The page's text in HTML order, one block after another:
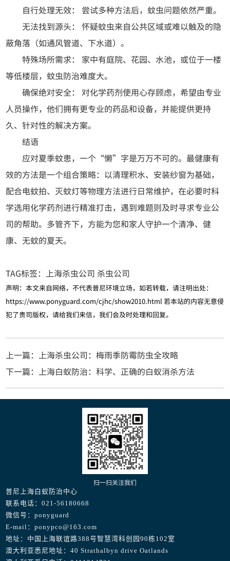
自行处理无效： 尝试多种方法后，蚊虫问题依然严重。
无法找到源头： 怀疑蚊虫来自公共区域或难以触及的隐
蔽角落（如通风管道、下水道）。
特殊场所需求： 家中有庭院、花园、水池，或位于一楼
等低楼层，蚊虫防治难度大。
确保绝对安全： 对化学药剂使用心存顾虑，希望由专业
人员操作，他们拥有更专业的药品和设备，并能提供更持
久、针对性的解决方案。
结语
应对夏季蚊患，一个“懒”字是万万不可的。最健康有
效的方法是一个组合策略：以清理积水、安装纱窗为基础，
配合电蚊拍、灭蚊灯等物理方法进行日常维护，在必要时科
学选用化学药剂进行精准打击，遇到难题则及时寻求专业公
司的帮助。多管齐下，方能为您和家人守护一个清净、健
康、无蚊的夏天。
TAG标签： 上海杀虫公司 杀虫公司
声明：本文来自网络，不代表普尼环境立场，如若转载，请注明出处：
https://www.ponyguard.com/cjhc/show2010.html 若本站的内容无意侵
犯了贵司版权，请给我们来信，我们会及时处理和回复。
上一篇：上海杀虫公司：梅雨季防霉防虫全攻略
下一篇：上海白蚁防治：科学、正确的白蚁消杀方法
扫一扫关注我们
普尼上海白蚁防治中心
联系电话：021-56180668
微信号：ponyguard
E-mail：ponypco@163.com
地址：中国上海联谊路388号智慧湾科创园90栋102室
澳大利亚悉尼地址：40 Strathalbyn drive Oatlands